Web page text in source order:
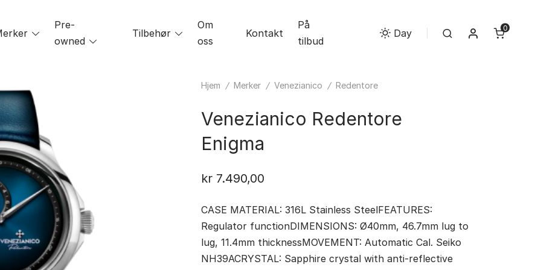
Toggle
menu
Pre-
owned
Toggle
Tilbehør
Toggle
menu
Om
oss
Kontakt
På
tilbud
Day Search Min konto
0
Hjem / Merker / Venezianico / Redentore
Venezianico Redentore
Enigma
kr7.490,00
CASE MATERIAL: 316L Stainless SteelFEATURES:
Regulator functionDIMENSIONS: Ø40mm, 46.7mm lug to
lug, 11.4mm thicknessMOVEMENT: Automatic Cal. Seiko
NH39ACRYSTAL: Sapphire crystal with anti-reflective